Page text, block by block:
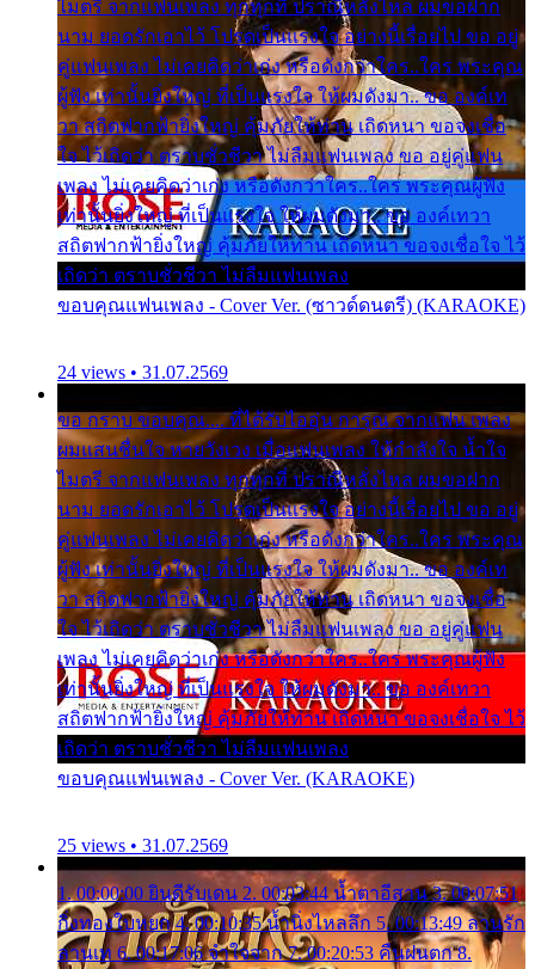
ไมตรี จากแฟนเพลง ทุกทุกที่ ปราณีหลั่งไหล ผมขอฝาก
นาม ยอดรักเอาไว้ โปรดเป็นแรงใจ อย่างนี้เรื่อยไป ขอ อยู่
คู่แฟนเพลง ไม่เคยคิดว่าเก่ง หรือดังกว่าใคร..ใคร พระคุณ
ผู้ฟัง เท่านั้นยิ่งใหญ่ ที่เป็นแรงใจ ให้ผมดังมา.. ขอ องค์เท
วา สถิตฟากฟ้ายิ่งใหญ่ คุ้มภัยให้ท่าน เถิดหนา ขอจงเชื่อ
ใจ ไว้เถิดว่า ตราบชั่วชีวา ไม่ลืมแฟนเพลง ขอ อยู่คู่แฟน
เพลง ไม่เคยคิดว่าเก่ง หรือดังกว่าใคร..ใคร พระคุณผู้ฟัง
เท่านั้นยิ่งใหญ่ ที่เป็นแรงใจ ให้ผมดังมา.. ขอ องค์เทวา
สถิตฟากฟ้ายิ่งใหญ่ คุ้มภัยให้ท่าน เถิดหนา ขอจงเชื่อใจ ไว้
เถิดว่า ตราบชั่วชีวา ไม่ลืมแฟนเพลง
ขอบคุณแฟนเพลง - Cover Ver. (ซาวด์ดนตรี) (KARAOKE)
24 views • 31.07.2569
ขอ กราบ ขอบคุณ.... ที่ได้รับไออุ่น การุณ จากแฟน เพลง
ผมแสนชื่นใจ หายวังเวง เมื่อแฟนเพลง ให้กำลังใจ น้ำใจ
ไมตรี จากแฟนเพลง ทุกทุกที่ ปราณีหลั่งไหล ผมขอฝาก
นาม ยอดรักเอาไว้ โปรดเป็นแรงใจ อย่างนี้เรื่อยไป ขอ อยู่
คู่แฟนเพลง ไม่เคยคิดว่าเก่ง หรือดังกว่าใคร..ใคร พระคุณ
ผู้ฟัง เท่านั้นยิ่งใหญ่ ที่เป็นแรงใจ ให้ผมดังมา.. ขอ องค์เท
วา สถิตฟากฟ้ายิ่งใหญ่ คุ้มภัยให้ท่าน เถิดหนา ขอจงเชื่อ
ใจ ไว้เถิดว่า ตราบชั่วชีวา ไม่ลืมแฟนเพลง ขอ อยู่คู่แฟน
เพลง ไม่เคยคิดว่าเก่ง หรือดังกว่าใคร..ใคร พระคุณผู้ฟัง
เท่านั้นยิ่งใหญ่ ที่เป็นแรงใจ ให้ผมดังมา.. ขอ องค์เทวา
สถิตฟากฟ้ายิ่งใหญ่ คุ้มภัยให้ท่าน เถิดหนา ขอจงเชื่อใจ ไว้
เถิดว่า ตราบชั่วชีวา ไม่ลืมแฟนเพลง
ขอบคุณแฟนเพลง - Cover Ver. (KARAOKE)
25 views • 31.07.2569
1. 00:00:00 ยินดีรับเดน 2. 00:03:44 น้ำตาอีสาน 3. 00:07:51
กิ่งทองใบหยก 4. 00:10:35 น้ำนิ่งไหลลึก 5. 00:13:49 ลานรัก
ลานเท 6. 00:17:06 จำใจจาก 7. 00:20:53 คืนฝนตก 8.